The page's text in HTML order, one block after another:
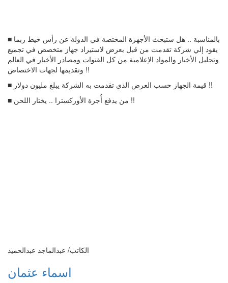
■ بالمناسبة .. هل ستبحث الأجهزة المختصة في الدولة عن رأس خيط ربما
يقود إلي شركة تقدمت من قبل بعرض لاستيراد جهاز متخصص في تجميع
وتحليل الأخبار والمواد الإعلامية من كل القنوات ومصادر الأخبار في العالم
وتقديمها لجهات الاختصاص !!
■ قيمة الجهاز حسب العرض الذي تقدمت به الشركة يبلغ مليون دولار !!
■ من يدفع أُجرة الأوركسترا .. يختار اللحن !!
الكاتب/ عبدالماجد عبدالحميد
اسماء عثمان